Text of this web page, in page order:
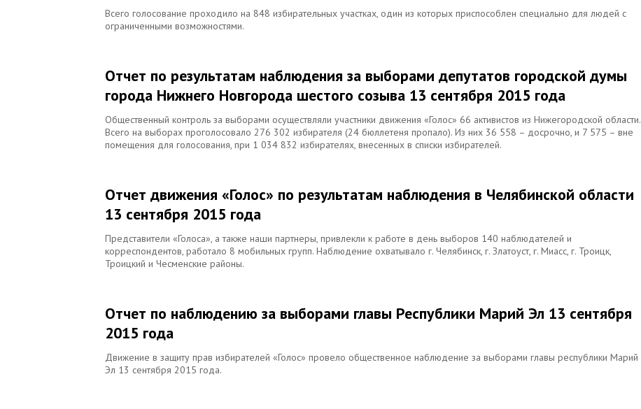
Всего голосование проходило на 848 избирательных участках, один из которых приспособлен специально для людей с
ограниченными возможностями.
Отчет по результатам наблюдения за выборами депутатов городской думы
города Нижнего Новгорода шестого созыва 13 сентября 2015 года
Общественный контроль за выборами осуществляли участники движения «Голос» 66 активистов из Нижегородской области.
Всего на выборах проголосовало 276 302 избирателя (24 бюллетеня пропало). Из них 36 558 – досрочно, и 7 575 – вне
помещения для голосования, при 1 034 832 избирателях, внесенных в списки избирателей.
Отчет движения «Голос» по результатам наблюдения в Челябинской области
13 сентября 2015 года
Представители «Голоса», а также наши партнеры, привлекли к работе в день выборов 140 наблюдателей и
корреспондентов, работало 8 мобильных групп. Наблюдение охватывало г. Челябинск, г. Златоуст, г. Миасс, г. Троицк,
Троицкий и Чесменские районы.
Отчет по наблюдению за выборами главы Республики Марий Эл 13 сентября
2015 года
Движение в защиту прав избирателей «Голос» провело общественное наблюдение за выборами главы республики Марий
Эл 13 сентября 2015 года.